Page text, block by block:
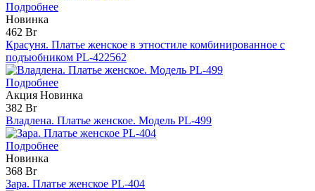
Подробнее
Новинка
462 Br
Красуня. Платье женское в этностиле комбинированное с
подъюбником PL-422562
Подробнее
Акция Новинка
382 Br
Владлена. Платье женское. Модель PL-499
Подробнее
Новинка
368 Br
Зара. Платье женское PL-404